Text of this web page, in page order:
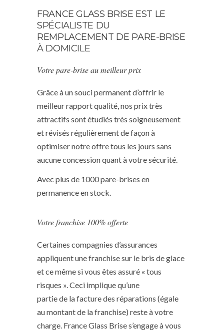
FRANCE GLASS BRISE EST LE
SPÉCIALISTE DU
REMPLACEMENT DE PARE-BRISE
À DOMICILE
Votre pare-brise au meilleur prix
Grâce à un souci permanent d’offrir le
meilleur rapport qualité, nos prix très
attractifs sont étudiés très soigneusement
et révisés régulièrement de façon à
optimiser notre offre tous les jours sans
aucune concession quant à votre sécurité.
Avec plus de 1000 pare-brises en
permanence en stock.
Votre franchise 100% offerte
Certaines compagnies d’assurances
appliquent une franchise sur le bris de glace
et ce même si vous êtes assuré « tous
risques ». Ceci implique qu’une
partie de la facture des réparations (égale
au montant de la franchise) reste à votre
charge. France Glass Brise s’engage à vous